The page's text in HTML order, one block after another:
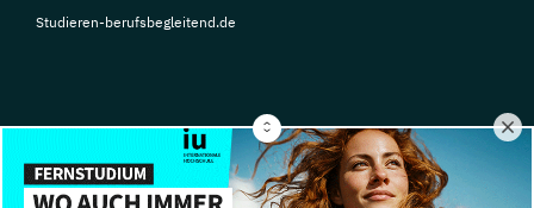
Studieren-berufsbegleitend.de
© Copyright 2026, TarGroup Media GmbH